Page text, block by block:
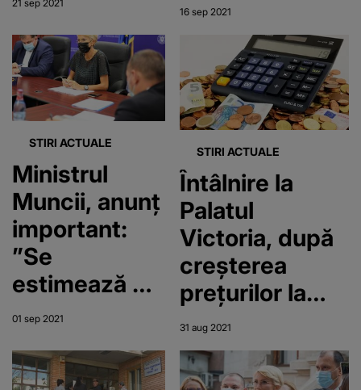
prețurile vor
crește în
continuare..."
21 sep 2021
ianuarie 2022
16 sep 2021
STIRI ACTUALE
Ministrul
Muncii, anunț
important:
”Se
estimează o
creştere a
01 sep 2021
STIRI ACTUALE
Întâlnire la
Palatul
Victoria, după
creşterea
preţurilor la
gaze. Florin
Cîțu: Se caută
soluţii
31 aug 2021